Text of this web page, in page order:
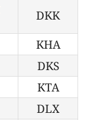
DKK
KHA
DKS
KTA
DLX